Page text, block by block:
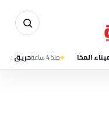
منذ 4 ساعة حريق على متن